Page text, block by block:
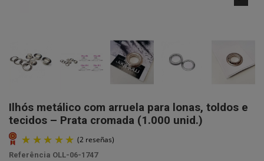
Ilhós metálico com arruela para lonas, toldos e
tecidos – Prata cromada (1.000 unid.)
Referência OLL-06-1747